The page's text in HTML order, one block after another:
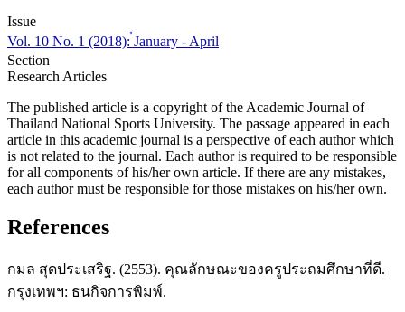
Issue
Vol. 10 No. 1 (2018): ๋January - April
Section
Research Articles
The published article is a copyright of the Academic Journal of
Thailand National Sports University. The passage appeared in each
article in this academic journal is a perspective of each author which
is not related to the journal. Each author is required to be responsible
for all components of his/her own article. If there are any mistakes,
each author must be responsible for those mistakes on his/her own.
References
กมล สุดประเสริฐ. (2553). คุณลักษณะของครูประถมศึกษาที่ดี.
กรุงเทพฯ: ธนกิจการพิมพ์.